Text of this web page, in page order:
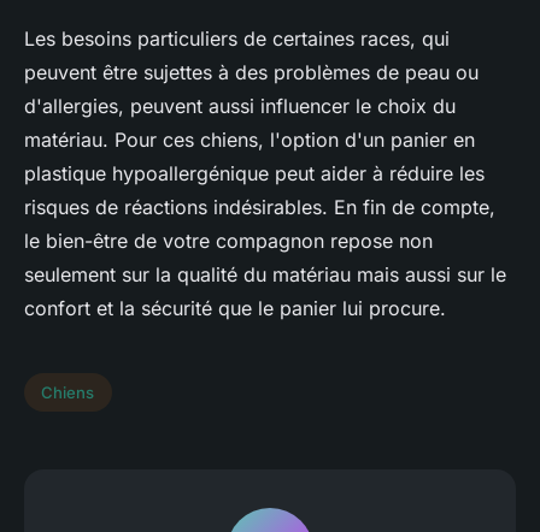
Les besoins particuliers de certaines races, qui
peuvent être sujettes à des problèmes de peau ou
d'allergies, peuvent aussi influencer le choix du
matériau. Pour ces chiens, l'option d'un panier en
plastique hypoallergénique peut aider à réduire les
risques de réactions indésirables. En fin de compte,
le bien-être de votre compagnon repose non
seulement sur la qualité du matériau mais aussi sur le
confort et la sécurité que le panier lui procure.
Chiens